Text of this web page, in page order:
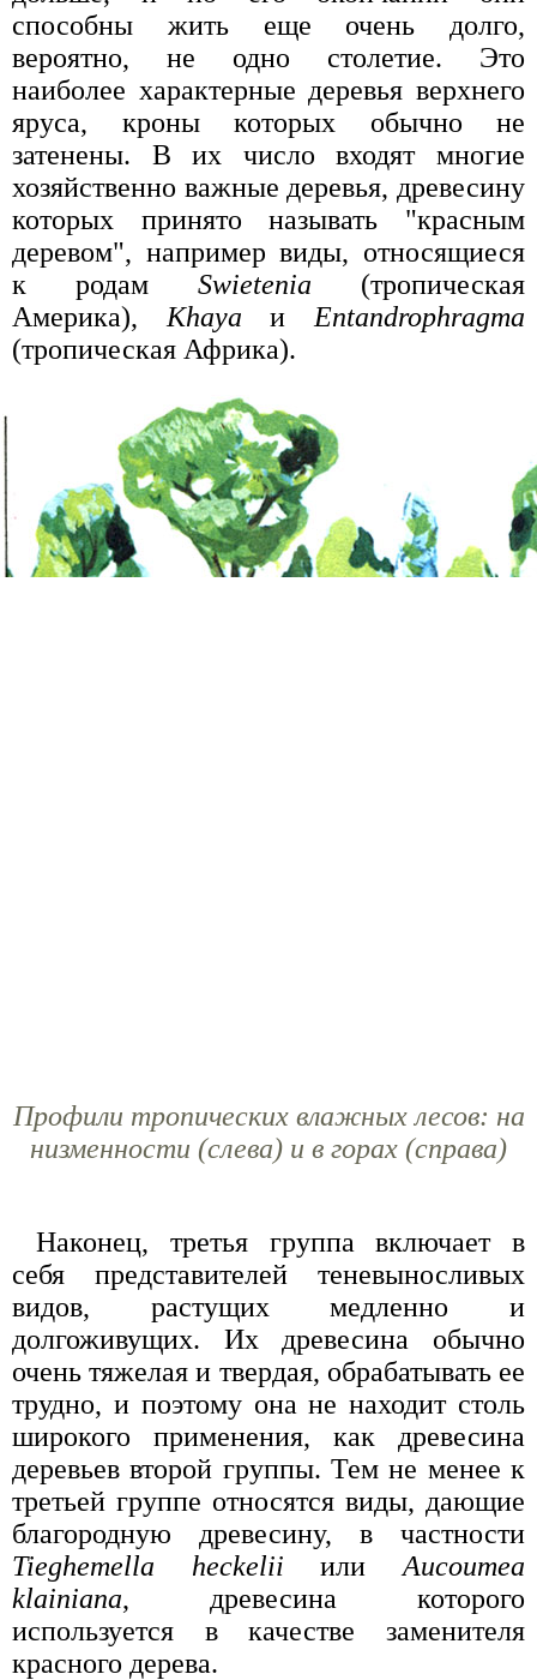
способны жить еще очень долго,
вероятно, не одно столетие. Это
наиболее характерные деревья верхнего
яруса, кроны которых обычно не
затенены. В их число входят многие
хозяйственно важные деревья, древесину
которых принято называть "красным
деревом", например виды, относящиеся
к родам Swietenia (тропическая
Америка), Khaya и Entandrophragma
(тропическая Африка).
Профили тропических влажных лесов: на
низменности (слева) и в горах (справа)
Наконец, третья группа включает в
себя представителей теневыносливых
видов, растущих медленно и
долгоживущих. Их древесина обычно
очень тяжелая и твердая, обрабатывать ее
трудно, и поэтому она не находит столь
широкого применения, как древесина
деревьев второй группы. Тем не менее к
третьей группе относятся виды, дающие
благородную древесину, в частности
Tieghemella heckelii илиAucoumea
klainiana, древесина которого
используется в качестве заменителя
красного дерева.